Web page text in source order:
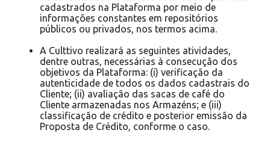
cadastrados na Plataforma por meio de
informações constantes em repositórios
públicos ou privados, nos termos acima.
A Culttivo realizará as seguintes atividades,
dentre outras, necessárias à consecução dos
objetivos da Plataforma: (i) verificação da
autenticidade de todos os dados cadastrais do
Cliente; (ii) avaliação das sacas de café do
Cliente armazenadas nos Armazéns; e (iii)
classificação de crédito e posterior emissão da
Proposta de Crédito, conforme o caso.